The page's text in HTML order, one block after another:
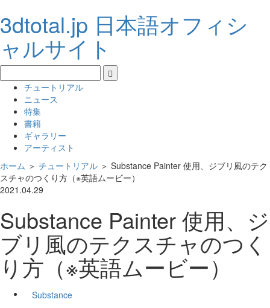
3dtotal.jp 日本語オフィシ
ャルサイト
チュートリアル
ニュース
特集
書籍
ギャラリー
アーティスト
ホーム ＞ チュートリアル ＞ Substance Painter 使用、ジブリ風のテク
スチャのつくり方（※英語ムービー）
2021.04.29
Substance Painter 使用、ジ
ブリ風のテクスチャのつく
り方（※英語ムービー）
Substance